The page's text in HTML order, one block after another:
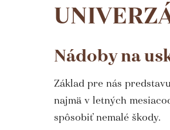
Nádoby na
Základ pre nás
najmä v letných
spôsobiť nemalé škody.